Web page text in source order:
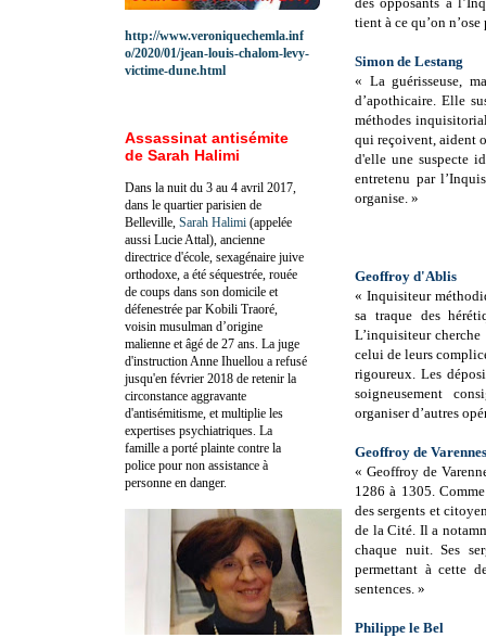
tient à ce qu’on
Simon de Lestang
« La guérisseuse,
d’apothicaire. Elle
méthodes
qui reçoivent, aident
d'elle une suspecte
entretenu par
organise. »
Geoffroy d'Ablis
« Inquisiteur
sa traque des
L’inquisiteur
celui de leurs
rigoureux. Les
soigneusement
organiser d’autres
Geoffroy de Varennes
« Geoffroy de
1286 à 1305.
des sergents et
de la Cité. Il a
chaque nuit. Ses
permettant à cette
sentences. »
Philippe le Bel
http://www.veroniquechemla.inf
o/2020/01/jean-louis-chalom-levy-
victime-dune.html
Assassinat antisémite
de Sarah Halimi
Dans la nuit du 3 au 4 avril 2017,
dans le quartier parisien de
Belleville, Sarah Halimi (appelée
aussi Lucie Attal), ancienne
directrice d'école, sexagénaire juive
orthodoxe, a été séquestrée, rouée
de coups dans son domicile et
défenestrée par Kobili Traoré,
voisin musulman d’origine
malienne et âgé de 27 ans. La juge
d'instruction Anne Ihuellou a refusé
jusqu'en février 2018 de retenir la
circonstance aggravante
d'antisémitisme, et multiplie les
expertises psychiatriques. La
famille a porté plainte contre la
police pour non assistance à
personne en danger.